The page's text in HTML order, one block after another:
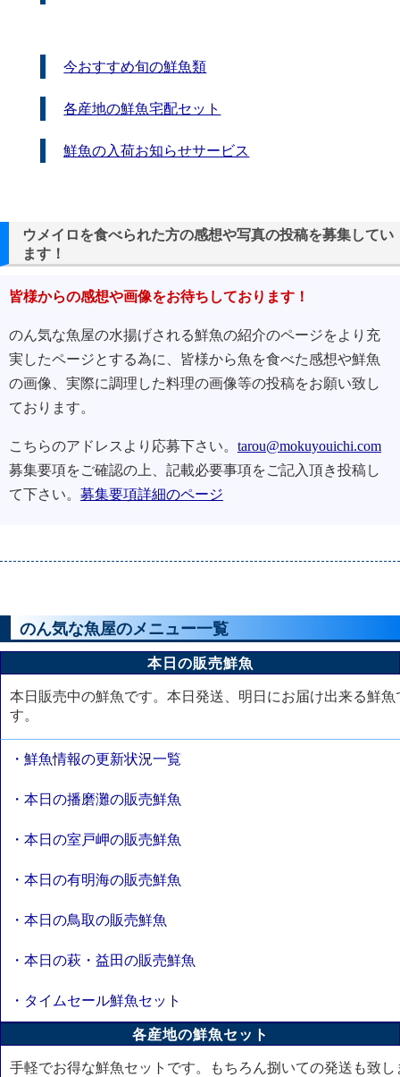
今おすすめ旬の鮮魚類
各産地の鮮魚宅配セット
鮮魚の入荷お知らせサービス
ウメイロを食べられた方の感想や写真の投稿を募集してい
ます！
皆様からの感想や画像をお待ちしております！
のん気な魚屋の水揚げされる鮮魚の紹介のページをより充
実したページとする為に、皆様から魚を食べた感想や鮮魚
の画像、実際に調理した料理の画像等の投稿をお願い致し
ております。
こちらのアドレスより応募下さい。 tarou@mokuyouichi.com
募集要項をご確認の上、記載必要事項をご記入頂き投稿し
て下さい。 募集要項詳細のページ
のん気な魚屋のメニュー一覧
本日の販売鮮魚
本日販売中の鮮魚です。本日発送、明日にお届け出来る鮮魚
す。
・鮮魚情報の更新状況一覧
・本日の播磨灘の販売鮮魚
・本日の室戸岬の販売鮮魚
・本日の有明海の販売鮮魚
・本日の鳥取の販売鮮魚
・本日の萩・益田の販売鮮魚
・タイムセール鮮魚セット
各産地の鮮魚セット
手軽でお得な鮮魚セットです。もちろん捌いての発送も致し